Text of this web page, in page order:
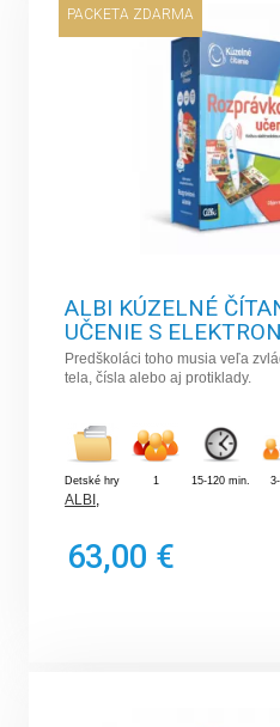
PACKETA ZDARMA
ALBI KÚZELNÉ
UČENIE S
Predškoláci toho musia veľa
tela, čísla alebo aj protiklady.
Detské hry 1 15-120 min.
ALBI ,
63,00 €